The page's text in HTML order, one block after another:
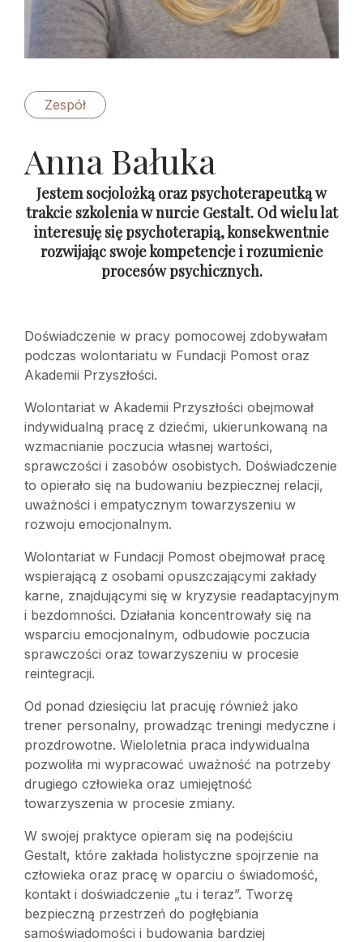
Zespół
Anna Bałuka
Jestem socjolożką oraz psychoterapeutką w
trakcie szkolenia w nurcie Gestalt. Od wielu lat
interesuję się psychoterapią, konsekwentnie
rozwijając swoje kompetencje i rozumienie
procesów psychicznych.
Doświadczenie w pracy pomocowej zdobywałam
podczas wolontariatu w Fundacji Pomost oraz
Akademii Przyszłości.
Wolontariat w Akademii Przyszłości obejmował
indywidualną pracę z dziećmi, ukierunkowaną na
wzmacnianie poczucia własnej wartości,
sprawczości i zasobów osobistych. Doświadczenie
to opierało się na budowaniu bezpiecznej relacji,
uważności i empatycznym towarzyszeniu w
rozwoju emocjonalnym.
Wolontariat w Fundacji Pomost obejmował pracę
wspierającą z osobami opuszczającymi zakłady
karne, znajdującymi się w kryzysie readaptacyjnym
i bezdomności. Działania koncentrowały się na
wsparciu emocjonalnym, odbudowie poczucia
sprawczości oraz towarzyszeniu w procesie
reintegracji.
Od ponad dziesięciu lat pracuję również jako
trener personalny, prowadząc treningi medyczne i
prozdrowotne. Wieloletnia praca indywidualna
pozwoliła mi wypracować uważność na potrzeby
drugiego człowieka oraz umiejętność
towarzyszenia w procesie zmiany.
W swojej praktyce opieram się na podejściu
Gestalt, które zakłada holistyczne spojrzenie na
człowieka oraz pracę w oparciu o świadomość,
kontakt i doświadczenie „tu i teraz”. Tworzę
bezpieczną przestrzeń do pogłębiania
samoświadomości i budowania bardziej